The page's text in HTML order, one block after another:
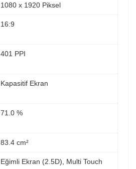
1080 x 1920 Piksel
16:9
401 PPI
Kapasitif Ekran
71.0 %
83.4 cm²
Eğimli Ekran (2.5D), Multi Touch